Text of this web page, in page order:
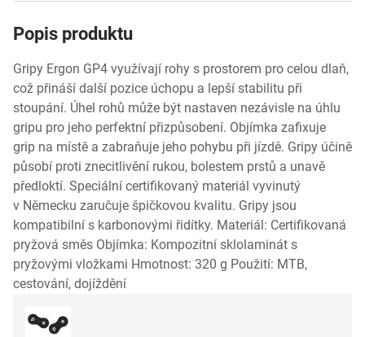
Popis produktu
Gripy Ergon GP4 využívají rohy s prostorem pro celou dlaň,
což přináší další pozice úchopu a lepší stabilitu při
stoupání. Úhel rohů může být nastaven nezávisle na úhlu
gripu pro jeho perfektní přizpůsobení. Objímka zafixuje
grip na místě a zabraňuje jeho pohybu při jízdě. Gripy účině
působí proti znecitlivění rukou, bolestem prstů a unavě
předloktí. Speciální certifikovaný materiál vyvinutý
v Německu zaručuje špičkovou kvalitu. Gripy jsou
kompatibilní s karbonovými řidítky. Materiál: Certifikovaná
pryžová směs Objímka: Kompozitní sklolaminát s
pryžovými vložkami Hmotnost: 320 g Použití: MTB,
cestování, dojíždění